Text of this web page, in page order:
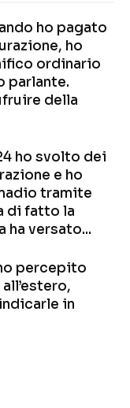
ho pagato
ho
ordinario
parlante.
della
ho svolto dei
e ho
tramite
di fatto la
ha versato...
percepito
in